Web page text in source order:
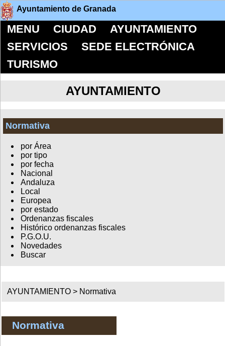
Ayuntamiento de Granada
MENU CIUDAD
AYUNTAMIENTO
SERVICIOS
SEDE ELECTRÓNICA
TURISMO
AYUNTAMIENTO
Normativa
por Área
por tipo
por fecha
Nacional
Andaluza
Local
Europea
por estado
Ordenanzas fiscales
Histórico ordenanzas fiscales
P.G.O.U.
Novedades
Buscar
AYUNTAMIENTO > Normativa
Normativa